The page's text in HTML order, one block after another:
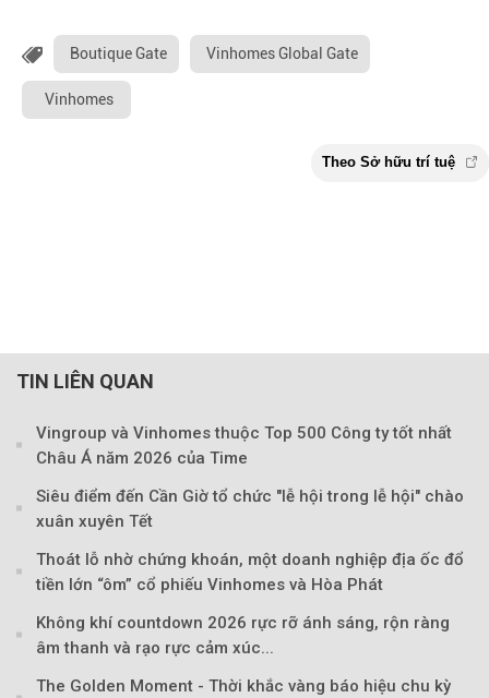
Boutique Gate Vinhomes Global Gate
Vinhomes
TIN LIÊN QUAN
Vingroup và Vinhomes thuộc Top 500 Công ty tốt nhất
Châu Á năm 2026 của Time
Siêu điểm đến Cần Giờ tổ chức "lễ hội trong lễ hội" chào
xuân xuyên Tết
Thoát lỗ nhờ chứng khoán, một doanh nghiệp địa ốc đổ
tiền lớn “ôm” cổ phiếu Vinhomes và Hòa Phát
Không khí countdown 2026 rực rỡ ánh sáng, rộn ràng
âm thanh và rạo rực cảm xúc...
The Golden Moment - Thời khắc vàng báo hiệu chu kỳ